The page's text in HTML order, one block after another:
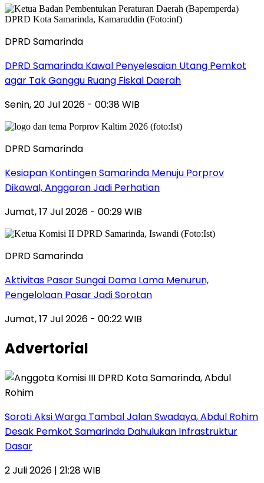
DPRD Samarinda
DPRD Samarinda Kawal Penyelesaian Utang Pemkot
agar Tak Ganggu Ruang Fiskal Daerah
Senin, 20 Jul 2026 - 00:38 WIB
DPRD Samarinda
Kesiapan Kontingen Samarinda Menuju Porprov
Dikawal, Anggaran Jadi Perhatian
Jumat, 17 Jul 2026 - 00:29 WIB
DPRD Samarinda
Aktivitas Pasar Sungai Dama Lama Menurun,
Pengelolaan Pasar Jadi Sorotan
Jumat, 17 Jul 2026 - 00:22 WIB
Advertorial
Soroti Aksi Warga Tambal Jalan Swadaya, Abdul Rohim
Desak Pemkot Samarinda Dahulukan Infrastruktur
Dasar
2 Juli 2026 | 21:28 WIB